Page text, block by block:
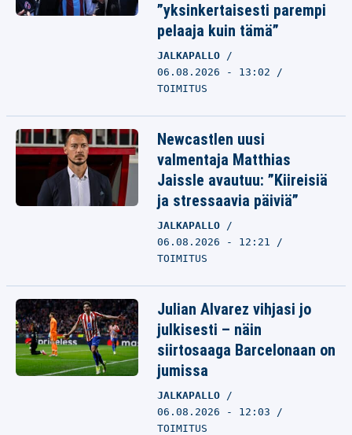
”yksinkertaisesti parempi
pelaaja kuin tämä”
JALKAPALLO
06.08.2026 - 13:02
TOIMITUS
Newcastlen uusi
valmentaja Matthias
Jaissle avautuu: ”Kiireisiä
ja stressaavia päiviä”
JALKAPALLO
06.08.2026 - 12:21
TOIMITUS
Julian Alvarez vihjasi jo
julkisesti – näin
siirtosaaga Barcelonaan on
jumissa
JALKAPALLO
06.08.2026 - 12:03
TOIMITUS